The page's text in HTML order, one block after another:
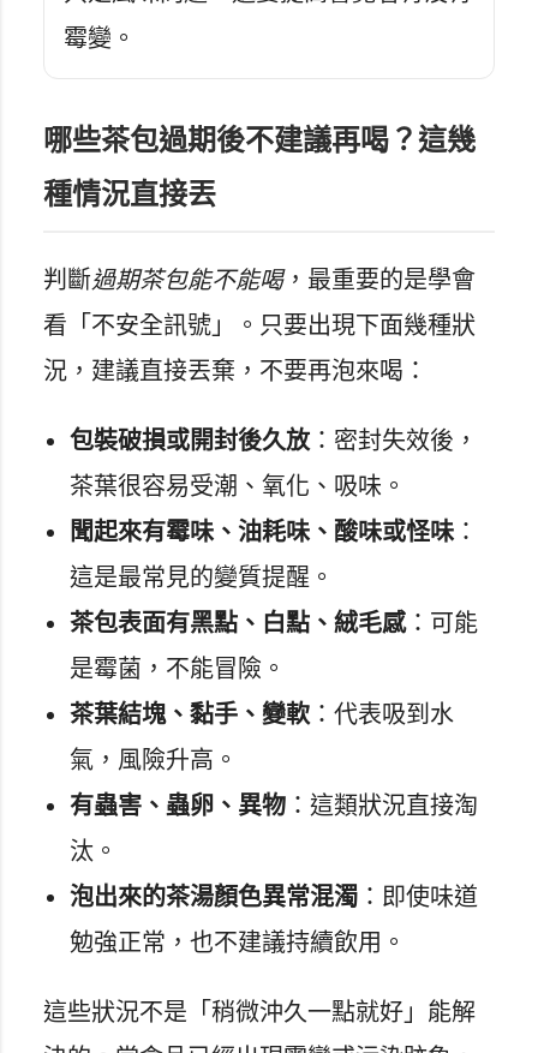
霉變。
哪些茶包過期後不建議再喝？這幾
種情況直接丟
判斷過期茶包能不能喝，最重要的是學會
看「不安全訊號」。只要出現下面幾種狀
況，建議直接丟棄，不要再泡來喝：
包裝破損或開封後久放 ：密封失效後，
茶葉很容易受潮、氧化、吸味。
聞起來有霉味、油耗味、酸味或怪味 ：
這是最常見的變質提醒。
茶包表面有黑點、白點、絨毛感：可能
是霉菌，不能冒險。
茶葉結塊、黏手、變軟 ：代表吸到水
氣，風險升高。
有蟲害、蟲卵、異物 ：這類狀況直接淘
汰。
泡出來的茶湯顏色異常混濁 ：即使味道
勉強正常，也不建議持續飲用。
這些狀況不是「稍微沖久一點就好」能解